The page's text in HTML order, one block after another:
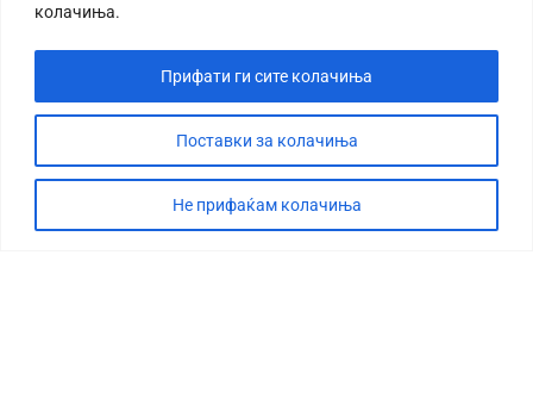
колачиња.
Поставки за колачиња
Не прифаќам колачиња
Прифати ги сите колачиња